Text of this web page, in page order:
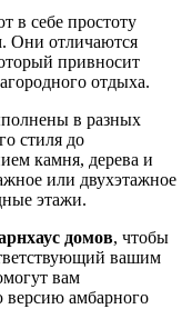
в себе простоту
Они отличаются
привносит
отдыха.
в разных
стиля до
камня, дерева и
или двухэтажное
этажи.
домов, чтобы
вашим
вам
версию амбарного